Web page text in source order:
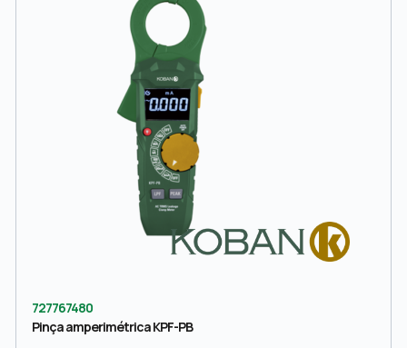
727767480
Pinça amperimétrica KPF-PB